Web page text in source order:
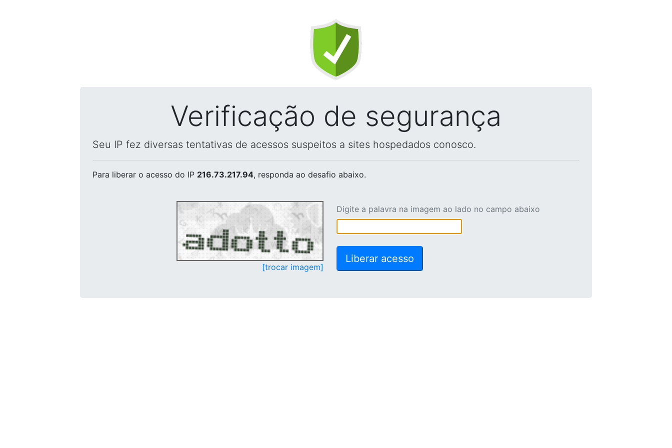
Verificação de segurança
Seu IP fez diversas tentativas de acessos suspeitos a sites hospedados conosco.
Para liberar o acesso do IP 216.73.217.94, responda ao desafio abaixo.
[trocar imagem]
Digite a palavra na imagem ao lado no campo abaixo